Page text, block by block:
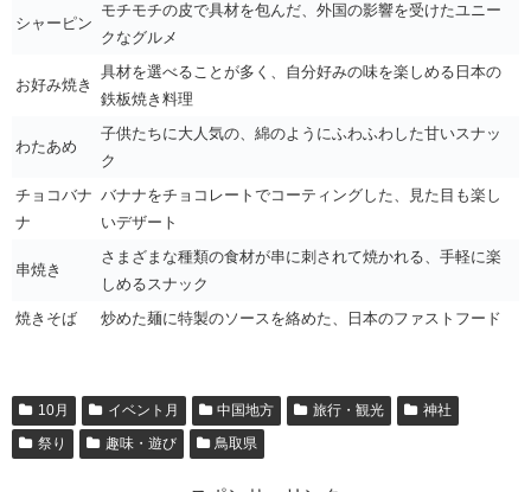
シャーピン
モチモチの皮で具材を包んだ、外国の影響を受けたユニー
クなグルメ
お好み焼き
具材を選べることが多く、自分好みの味を楽しめる日本の
鉄板焼き料理
わたあめ
子供たちに大人気の、綿のようにふわふわした甘いスナッ
ク
チョコバナ
ナ
バナナをチョコレートでコーティングした、見た目も楽し
いデザート
串焼き
さまざまな種類の食材が串に刺されて焼かれる、手軽に楽
しめるスナック
焼きそば
炒めた麺に特製のソースを絡めた、日本のファストフード
10月 イベント月 中国地方 旅行・観光
神社
祭り
趣味・遊び 鳥取県